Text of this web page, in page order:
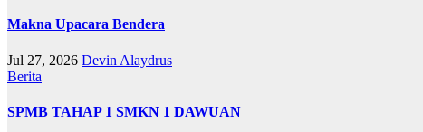
Makna Upacara Bendera
Jul 27, 2026 Devin Alaydrus
Berita
SPMB TAHAP 1 SMKN 1 DAWUAN